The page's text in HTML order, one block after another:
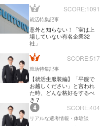
SCORE:1091
就活特集記事
意外と知らない！「実は上
場していない有名企業32
社」
SCORE:517
就活特集記事
【就活生服装編】「平服で
お越しください」と言われ
た時、どんな格好をするべ
き？
SCORE:404
リアルな選考情報・体験談